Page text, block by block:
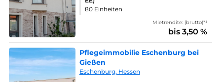
80 Einheiten
Mietrendite: (brutto)*¹
bis 3,50 %
Pflegeimmobilie Eschenburg bei
Gießen
Eschenburg, Hessen